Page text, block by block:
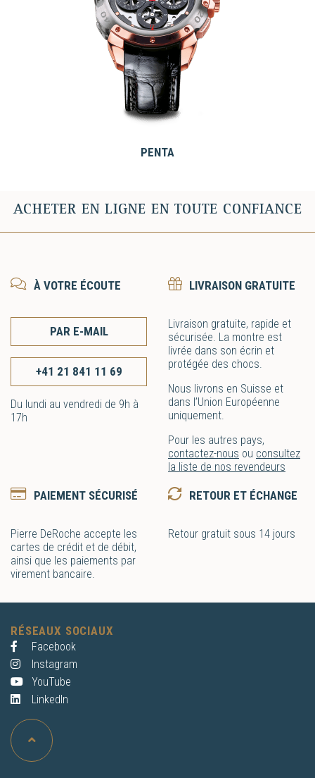
PENTA
ACHETER EN LIGNE EN TOUTE CONFIANCE
À VOTRE ÉCOUTE
PAR E-MAIL
+41 21 841 11 69
Du lundi au vendredi de 9h à
17h
LIVRAISON GRATUITE
Livraison gratuite, rapide et
sécurisée. La montre est
livrée dans son écrin et
protégée des chocs.
Nous livrons en Suisse et
dans l’Union Européenne
uniquement.
Pour les autres pays,
contactez-nous ou consultez
la liste de nos revendeurs
PAIEMENT SÉCURISÉ
Pierre DeRoche accepte les
cartes de crédit et de débit,
ainsi que les paiements par
virement bancaire.
RETOUR ET ÉCHANGE
Retour gratuit sous 14 jours
RÉSEAUX SOCIAUX
Facebook
Instagram
YouTube
LinkedIn